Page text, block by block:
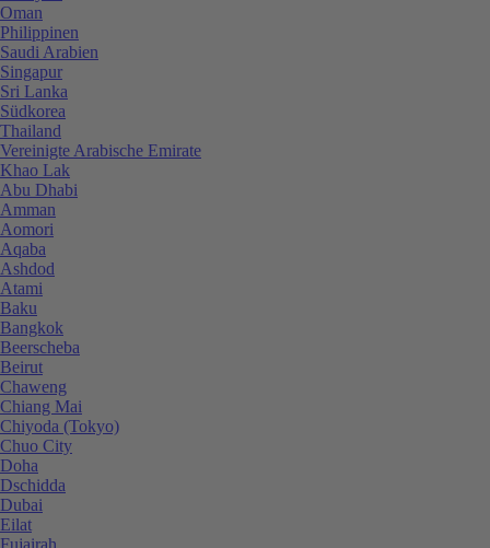
Oman
Philippinen
Saudi Arabien
Singapur
Sri Lanka
Südkorea
Thailand
Vereinigte Arabische Emirate
Khao Lak
Abu Dhabi
Amman
Aomori
Aqaba
Ashdod
Atami
Baku
Bangkok
Beerscheba
Beirut
Chaweng
Chiang Mai
Chiyoda (Tokyo)
Chuo City
Doha
Dschidda
Dubai
Eilat
Fujairah